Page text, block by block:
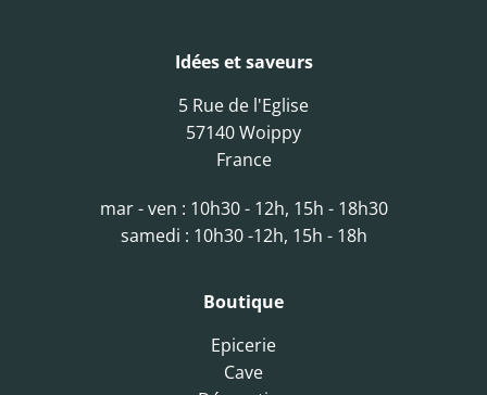
Idées et saveurs
5 Rue de l'Eglise
57140 Woippy
France
mar - ven : 10h30 - 12h, 15h - 18h30
samedi : 10h30 -12h, 15h - 18h
Boutique
Epicerie
Cave